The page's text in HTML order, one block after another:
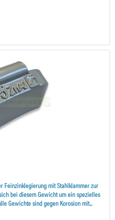
Feinzinklegierung mit Stahlklammer zur
bei diesem Gewicht um ein spezielles
Gewichte sind gegen Korosion mit...